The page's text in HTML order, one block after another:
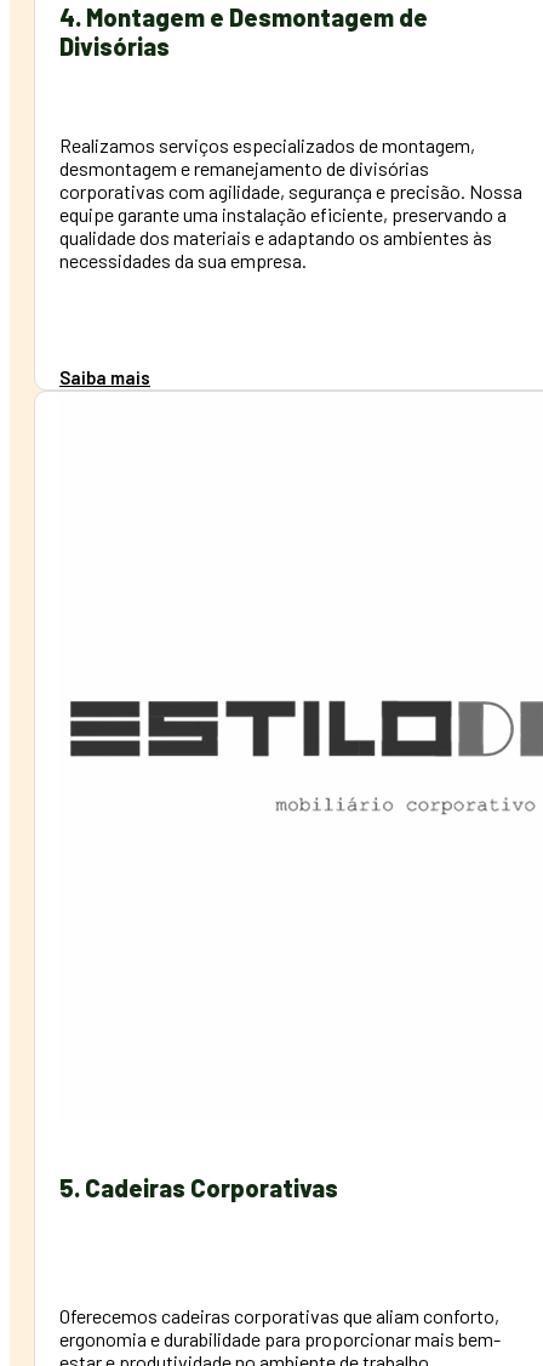
4. Montagem e Desmontagem de
Divisórias
Realizamos serviços especializados de montagem,
desmontagem e remanejamento de divisórias
corporativas com agilidade, segurança e precisão. Nossa
equipe garante uma instalação eficiente, preservando a
qualidade dos materiais e adaptando os ambientes às
necessidades da sua empresa.
Saiba mais
5. Cadeiras Corporativas
Oferecemos cadeiras corporativas que aliam conforto,
ergonomia e durabilidade para proporcionar mais bem-
estar e produtividade no ambiente de trabalho.